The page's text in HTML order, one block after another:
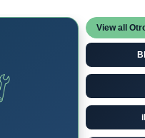
View all